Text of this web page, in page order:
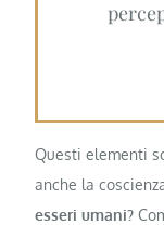
Questi elementi
anche la
esseri umani?